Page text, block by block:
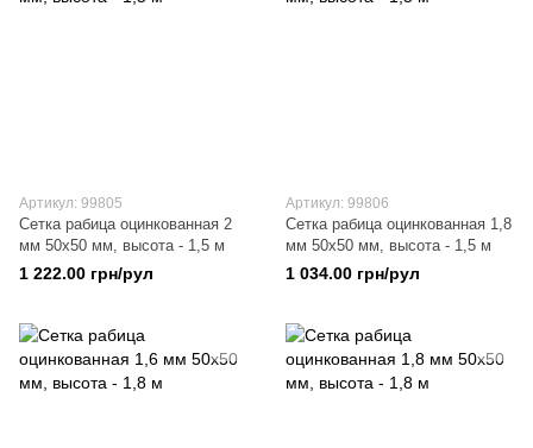
Артикул: 99805
Сетка рабица оцинкованная 2
мм 50х50 мм, высота - 1,5 м
1 222.00 грн/рул
Артикул: 99806
Сетка рабица оцинкованная 1,8
мм 50х50 мм, высота - 1,5 м
1 034.00 грн/рул